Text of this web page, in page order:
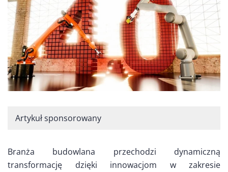
Artykuł sponsorowany
Branża budowlana przechodzi dynamiczną
transformację dzięki innowacjom w zakresie